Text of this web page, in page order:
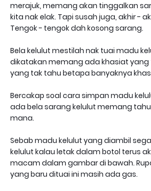
merajuk, memang akan tinggalkan
kita nak elak. Tapi susah juga, akhir -
Tengok - tengok dah kosong sarang.
Bela kelulut mestilah nak tuai madu
dikatakan memang ada khasiat yang
yang tak tahu betapa banyaknya
Bercakap soal cara simpan madu
ada bela sarang kelulut memang
mana.
Sebab madu kelulut yang diambil
kelulut kalau letak dalam botol terus
macam dalam gambar di bawah.
yang baru dituai ini masih ada gas.